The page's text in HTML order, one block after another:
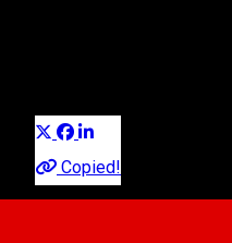
Copied!
About